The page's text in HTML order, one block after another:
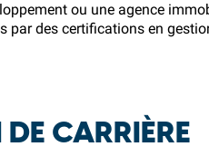
ou une agence
par des certifications en
CARRIÈRE